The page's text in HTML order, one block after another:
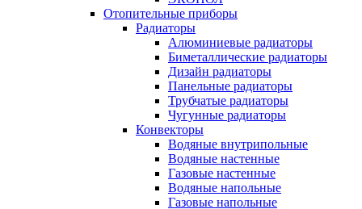
Отопительные приборы
Радиаторы
Алюминиевые радиаторы
Биметаллические радиаторы
Дизайн радиаторы
Панельные радиаторы
Трубчатые радиаторы
Чугунные радиаторы
Конвекторы
Водяные внутрипольные
Водяные настенные
Газовые настенные
Водяные напольные
Газовые напольные